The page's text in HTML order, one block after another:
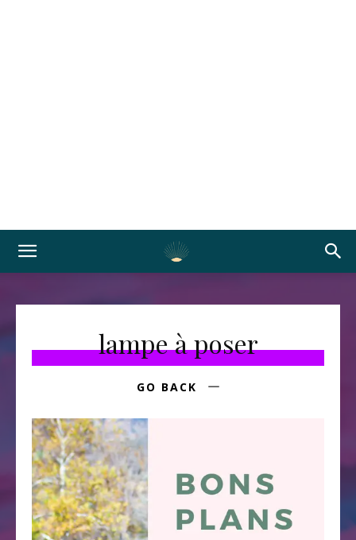
lampe à poser
GO BACK